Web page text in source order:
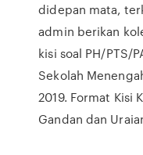
didepan mata,
admin berikan
kisi soal PH/PTS/
Sekolah
2019. Format Kisi
Gandan dan